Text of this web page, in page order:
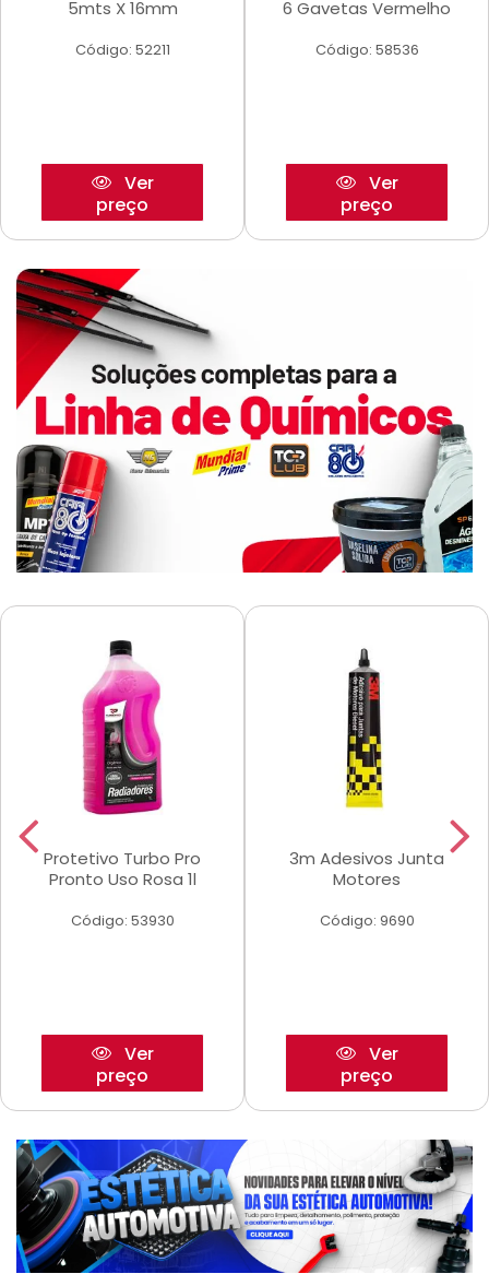
5mts X 16mm
Código: 52211
Ver
preço
6 Gavetas Vermelho
Código: 58536
Ver
preço
Protetivo Turbo Pro
Pronto Uso Rosa 1l
Código: 53930
Ver
preço
3m Adesivos Junta
Motores
Código: 9690
Ver
preço